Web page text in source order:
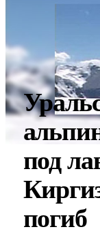
под
погиб